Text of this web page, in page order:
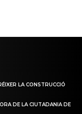
LA CONSTRUCCIÓ
DE LA CIUTADANIA DE